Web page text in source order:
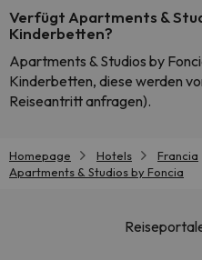
Verfügt Apartments &
Kinderbetten?
Apartments & Studios by
Kinderbetten, diese werden
Reiseantritt anfragen).
Homepage Hotels Francia
Apartments & Studios by Foncia